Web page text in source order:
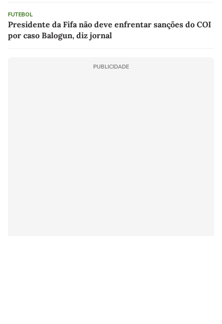
FUTEBOL
Presidente da Fifa não deve enfrentar sanções do COI
por caso Balogun, diz jornal
PUBLICIDADE